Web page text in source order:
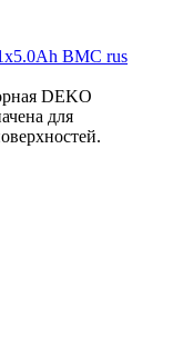
BMC rus
DEKO
для